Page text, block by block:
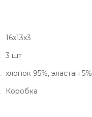
16x13x3
3 шт
хлопок 95%, эластан 5%
Коробка